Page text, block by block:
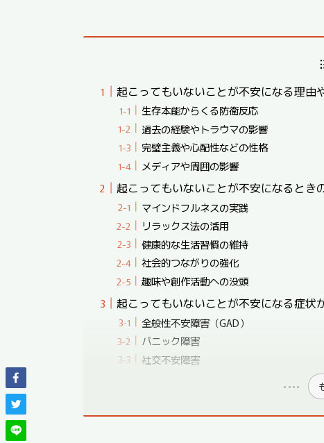
起こってもいないことが不安になる理由
生存本能からくる防衛反応
過去の経験やトラウマの影響
完璧主義や心配性などの性格
メディアや周囲の影響
起こってもいないことが不安になるとき
マインドフルネスの実践
リラックス法の活用
健康的な生活習慣の維持
社会的つながりの強化
趣味や創作活動への没頭
起こってもいないことが不安になる症状
全般性不安障害（GAD）
パニック障害
社交不安障害